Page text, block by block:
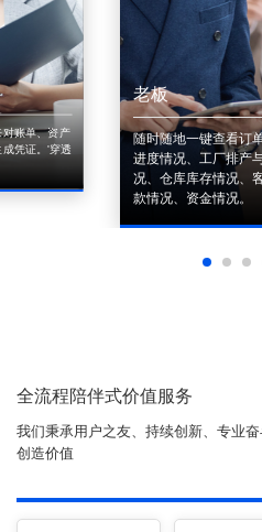
账单、资产
凭证。'穿透
老板
随时随地一键查看订
进度情况、工厂排产
况、仓库库存情况、
款情况、资金情况。
全流程陪伴式价值服务
我们秉承用户之友、持续创新、专业
创造价值